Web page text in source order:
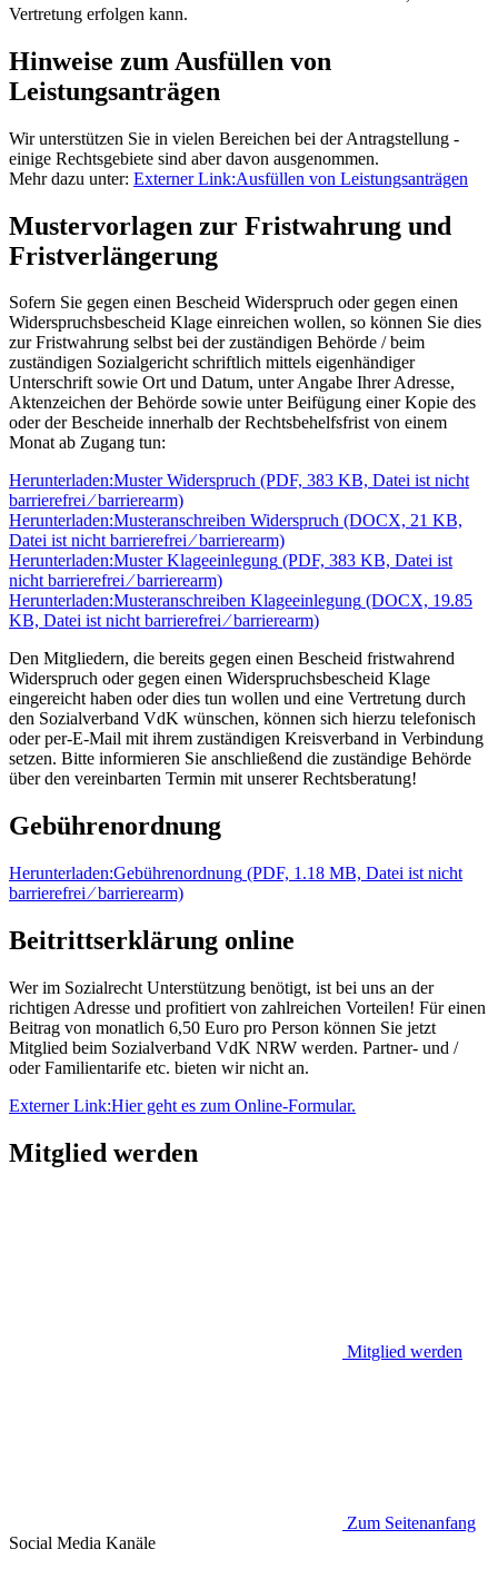
Vertretung erfolgen kann.
Hinweise zum Ausfüllen von
Leistungsanträgen
Wir unterstützen Sie in vielen Bereichen bei der Antragstellung -
einige Rechtsgebiete sind aber davon ausgenommen.
Mehr dazu unter: Externer Link:Ausfüllen von Leistungsanträgen
Mustervorlagen zur Fristwahrung und
Fristverlängerung
Sofern Sie gegen einen Bescheid Widerspruch oder gegen einen
Widerspruchsbescheid Klage einreichen wollen, so können Sie dies
zur Fristwahrung selbst bei der zuständigen Behörde / beim
zuständigen Sozialgericht schriftlich mittels eigenhändiger
Unterschrift sowie Ort und Datum, unter Angabe Ihrer Adresse,
Aktenzeichen der Behörde sowie unter Beifügung einer Kopie des
oder der Bescheide innerhalb der Rechtsbehelfsfrist von einem
Monat ab Zugang tun:
Herunterladen:Muster Widerspruch (PDF, 383 KB, Datei ist nicht
barrierefrei ⁄ barrierearm)
Herunterladen:Musteranschreiben Widerspruch (DOCX, 21 KB,
Datei ist nicht barrierefrei ⁄ barrierearm)
Herunterladen:Muster Klageeinlegung (PDF, 383 KB, Datei ist
nicht barrierefrei ⁄ barrierearm)
Herunterladen:Musteranschreiben Klageeinlegung (DOCX, 19.85
KB, Datei ist nicht barrierefrei ⁄ barrierearm)
Den Mitgliedern, die bereits gegen einen Bescheid fristwahrend
Widerspruch oder gegen einen Widerspruchsbescheid Klage
eingereicht haben oder dies tun wollen und eine Vertretung durch
den Sozialverband VdK wünschen, können sich hierzu telefonisch
oder per-E-Mail mit ihrem zuständigen Kreisverband in Verbindung
setzen. Bitte informieren Sie anschließend die zuständige Behörde
über den vereinbarten Termin mit unserer Rechtsberatung!
Gebührenordnung
Herunterladen:Gebührenordnung (PDF, 1.18 MB, Datei ist nicht
barrierefrei ⁄ barrierearm)
Beitrittserklärung online
Wer im Sozialrecht Unterstützung benötigt, ist bei uns an der
richtigen Adresse und profitiert von zahlreichen Vorteilen! Für einen
Beitrag von monatlich 6,50 Euro pro Person können Sie jetzt
Mitglied beim Sozialverband VdK NRW werden. Partner- und /
oder Familientarife etc. bieten wir nicht an.
Externer Link:Hier geht es zum Online-Formular.
Mitglied werden
Mitglied werden
Zum Seitenanfang
Social Media Kanäle